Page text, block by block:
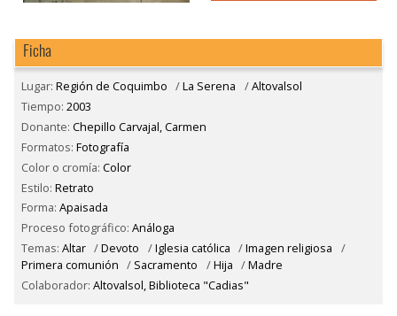
Ficha
Lugar: Región de Coquimbo /La Serena /Altovalsol
Tiempo: 2003
Donante: Chepillo Carvajal, Carmen
Formatos: Fotografía
Color o cromía: Color
Estilo: Retrato
Forma: Apaisada
Proceso fotográfico: Análoga
Temas: Altar /Devoto /Iglesia católica /Imagen religiosa
/
Primera comunión / Sacramento /Hija /Madre
Colaborador: Altovalsol, Biblioteca "Cadias"